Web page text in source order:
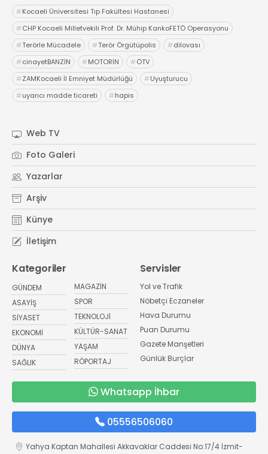
#Kocaeli Üniversitesi Tıp Fakültesi Hastanesi
#CHP Kocaeli Milletvekili Prof. Dr. Mühip KankoFETÖ Operasyonu
#Terörle Mücadele #Terör Örgütüpolis #dilovası
#cinayetBANZİN #MOTORİN #ÖTV
#ZAMKocaeli İl Emniyet Müdürlüğü #Uyuşturucu
#uyarıcı madde ticareti #hapis
Web TV
Foto Galeri
Yazarlar
Arşiv
Künye
İletişim
Kategoriler
GÜNDEM
ASAYİŞ
SİYASET
EKONOMİ
DÜNYA
SAĞLIK
MAGAZİN
SPOR
TEKNOLOJİ
KÜLTÜR-SANAT
YAŞAM
RÖPORTAJ
Servisler
Yol ve Trafik
Nöbetçi Eczaneler
Hava Durumu
Puan Durumu
Gazete Manşetleri
Günlük Burçlar
Whatsapp İhbar
05556506060
Yahya Kaptan Mahallesi Akkavaklar Caddesi No:17/4 İzmit-